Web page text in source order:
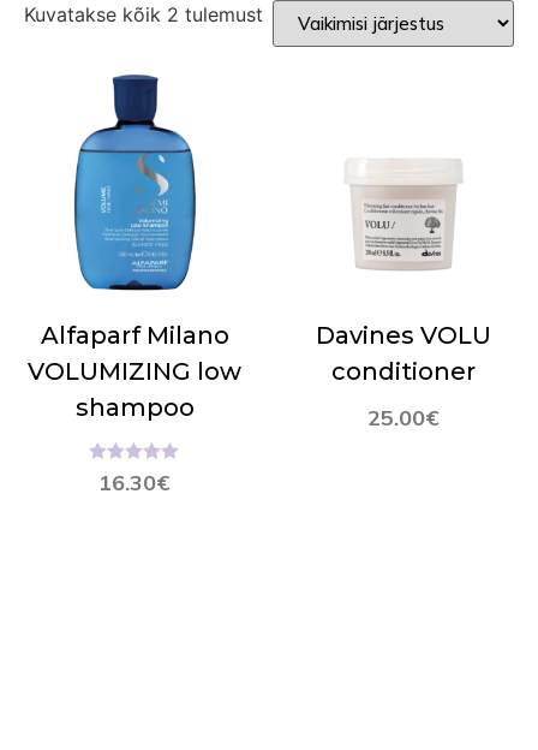
Kuvatakse kõik 2 tulemust
Alfaparf Milano
VOLUMIZING low
shampoo
16.30€
Hinnanguga
5.00/ 5
Davines VOLU
conditioner
25.00€